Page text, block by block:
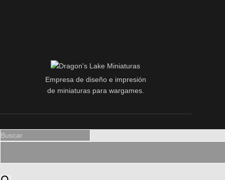
Empresa de diseño e impresión
de miniaturas para wargames.